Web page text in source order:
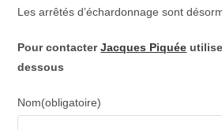
Les arrêtés d’échardonnage sont
Pour contacterJacques Piquée
dessous
Nom(obligatoire)